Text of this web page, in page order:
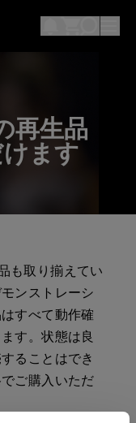
再生品
ます
も取り揃えてい
ンストレーシ
すべて動作確
す。状態は良
ることはでき
ご購入いただ